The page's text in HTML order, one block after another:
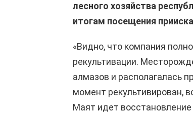
лесного хозяйства
итогам посещения
«Видно, что компания
рекультивации.
алмазов и располагалась
момент рекультивирован,
Маят идет восстановление